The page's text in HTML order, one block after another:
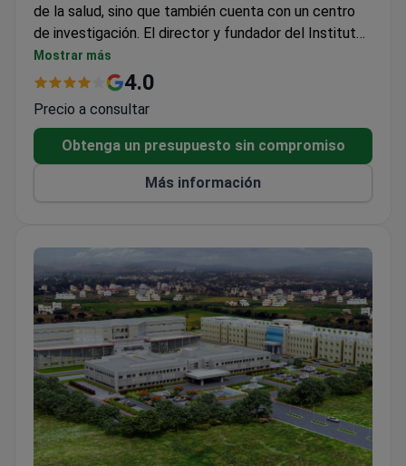
de la salud, sino que también cuenta con un centro
de investigación. El director y fundador del Instituto
es el mundialmente famoso cirujano cardíaco, el Dr.
Naresh Trehan.
Mostrar más
4.0
Precio a consultar
Obtenga un presupuesto sin compromiso
Más información